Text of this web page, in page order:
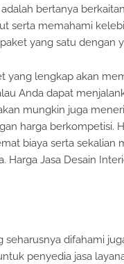
bertanya
serta memahami
yang satu dengan
yang lengkap akan
Anda dapat
mungkin juga
harga berkompetisi.
biaya serta sekalian
Harga Jasa Desain
seharusnya difahami
penyedia jasa